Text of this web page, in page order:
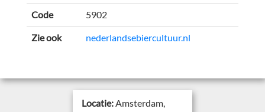
Code 5902
Zie ook nederlandsebiercultuur.nl
Locatie:Amsterdam,